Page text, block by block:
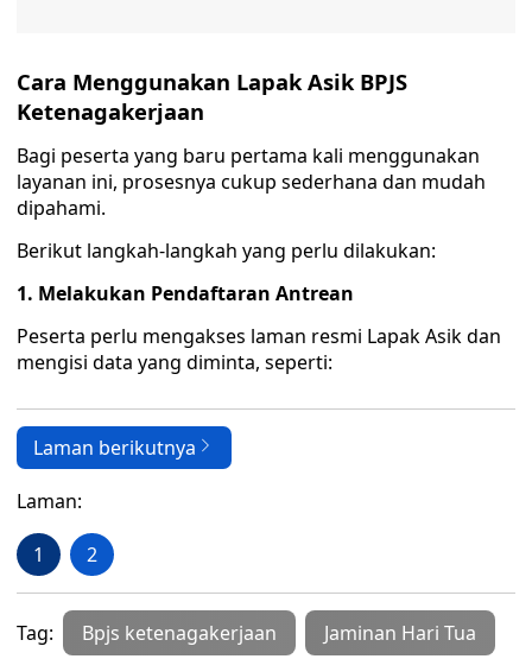
Cara Menggunakan Lapak Asik BPJS
Ketenagakerjaan
Bagi peserta yang baru pertama kali menggunakan
layanan ini, prosesnya cukup sederhana dan mudah
dipahami.
Berikut langkah-langkah yang perlu dilakukan:
1. Melakukan Pendaftaran Antrean
Peserta perlu mengakses laman resmi Lapak Asik dan
mengisi data yang diminta, seperti:
Laman berikutnya
Laman:
1 2
Tag: Bpjs ketenagakerjaan Jaminan Hari Tua